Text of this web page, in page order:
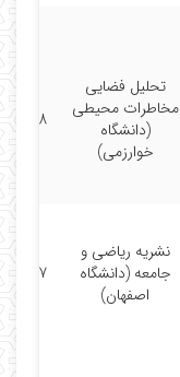
تحلیل فضایی
مخاطرات محیطی
(دانشگاه
خوارزمی)
1398
نشریه ریاضی و
جامعه (دانشگاه
اصفهان)
1397